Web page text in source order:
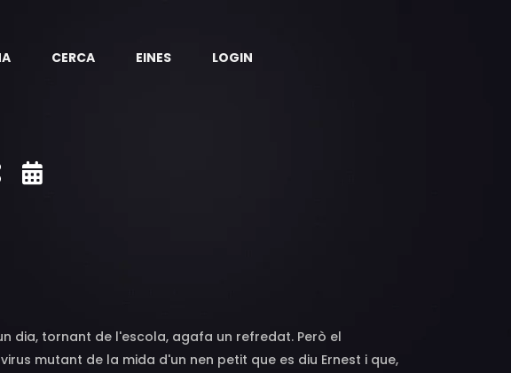
CERCA EINES LOGIN
dia, tornant de l'escola, agafa un refredat. Però el
mutant de la mida d'un nen petit que es diu Ernest i que,